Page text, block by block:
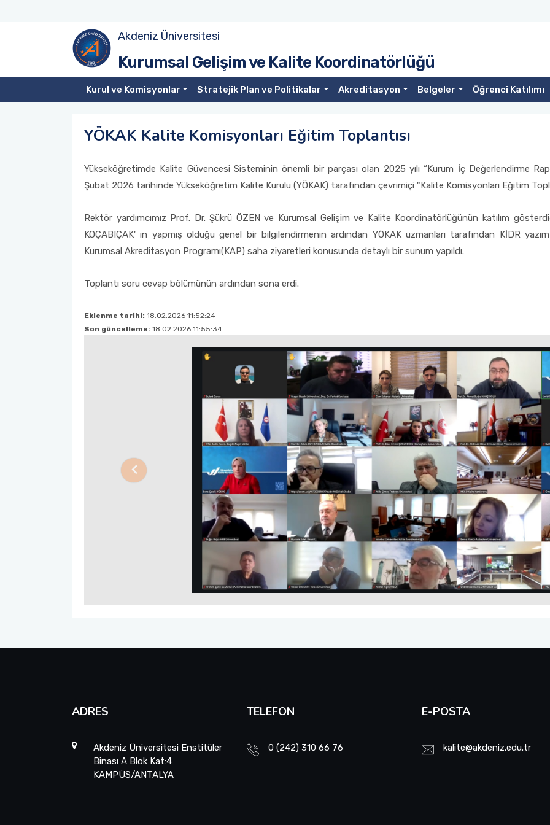
Akdeniz Üniversitesi
Kurumsal Gelişim ve Kalite Koordinatörlüğü
Kurul ve Komisyonlar Stratejik Plan ve Politikalar Akreditasyon Belgeler Öğrenci Katılımı
YÖKAK Kalite Komisyonları Eğitim Toplantısı
Yükseköğretimde Kalite Güvencesi Sisteminin önemli bir parçası olan 2025 yılı “Kurum İç Değerlendirme
Şubat 2026 tarihinde Yükseköğretim Kalite Kurulu (YÖKAK) tarafından çevrimiçi "Kalite Komisyonları Eğitim
Rektör yardımcımız Prof. Dr. Şükrü ÖZEN ve Kurumsal Gelişim ve Kalite Koordinatörlüğünün katılım
KOÇABIÇAK' ın yapmış olduğu genel bir bilgilendirmenin ardından YÖKAK uzmanları tarafından KİDR
Kurumsal Akreditasyon Programı(KAP) saha ziyaretleri konusunda detaylı bir sunum yapıldı.
Toplantı soru cevap bölümünün ardından sona erdi.
Eklenme tarihi: 18.02.2026 11:52:24
Son güncelleme: 18.02.2026 11:55:34
Previous
ADRES
Akdeniz Üniversitesi Enstitüler
Binası A Blok Kat:4
KAMPÜS/ANTALYA
TELEFON
0 (242) 310 66 76
E-POSTA
kalite@akdeniz.edu.tr
Kurumsal Gelişim ve Kalite Organizasyonu
Kalite Komisyonu
Üniversite Kalite Komisyonu Üyeleri
Kalite Alt Komisyonları
Liderlik, Yönetişim ve Kalite
Eğitim ve Öğretim
Birim Kalite Komisyonları
Kurumsal Gelişim ve Kalite Koordinatörlüğü
Misyon-Vizyon- Stratejik Amaç ve Hedefler
Performans Göstergeleri
İdare Faaliyet Raporları
Akreditasyon Nedir?
Kurumsal Akreditasyon Değerlendirme Raporları
Akreditasyon Belgeleri
Birim İç Değerlendirme Raporları (BİDR)
Kalite Yönetim Sistemi Belgeleri
Doküman Odası